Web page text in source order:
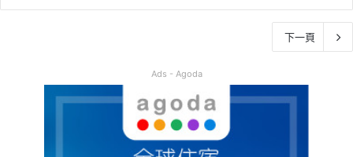
下一頁
Ads - Agoda